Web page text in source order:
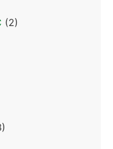
(2)